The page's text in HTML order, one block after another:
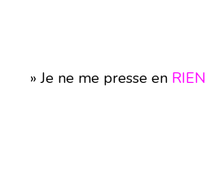
» Je ne me presse en RIEN